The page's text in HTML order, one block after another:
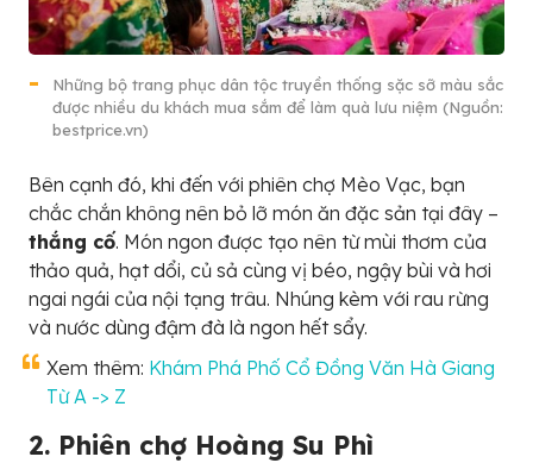
Những bộ trang phục dân tộc truyền thống sặc sỡ màu sắc
được nhiều du khách mua sắm để làm quà lưu niệm (Nguồn:
bestprice.vn)
Bên cạnh đó, khi đến với phiên chợ Mèo Vạc, bạn
chắc chắn không nên bỏ lỡ món ăn đặc sản tại đây –
thắng cố. Món ngon được tạo nên từ mùi thơm của
thảo quả, hạt dổi, củ sả cùng vị béo, ngậy bùi và hơi
ngai ngái của nội tạng trâu. Nhúng kèm với rau rừng
và nước dùng đậm đà là ngon hết sẩy.
Xem thêm: Khám Phá Phố Cổ Đồng Văn Hà Giang
Từ A -> Z
2. Phiên chợ Hoàng Su Phì